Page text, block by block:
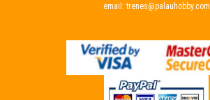
email: trenes@palauhobby.com